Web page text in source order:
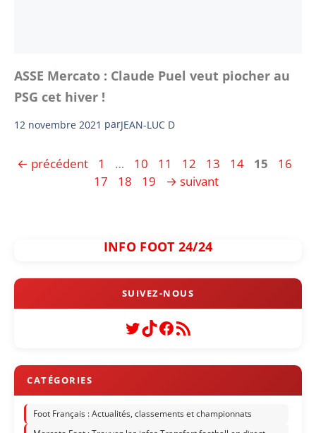
ASSE Mercato : Claude Puel veut piocher au
PSG cet hiver !
12 novembre 2021 parJEAN-LUC D
← précédent Page
1 … Page
10 Page
11 Page
12 Page
13 Page
14 Page
15 Page
16
17
Page
18 Page
19 → suivant
INFO FOOT 24/24
Twitter
TikTok
Facebook
Flux RSS
Foot Français : Actualités, classements et championnats